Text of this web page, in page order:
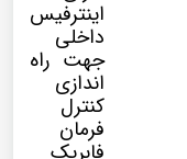
اینترفیس
داخلی
جهت راه
اندازی
کنترل
فرمان
فابریک